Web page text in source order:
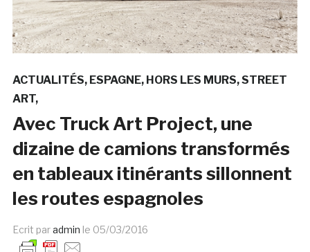
ACTUALITÉS ESPAGNE HORS LES MURS STREET
ART
Avec Truck Art Project, une
dizaine de camions transformés
en tableaux itinérants sillonnent
les routes espagnoles
Ecrit paradmin le 05/03/2016